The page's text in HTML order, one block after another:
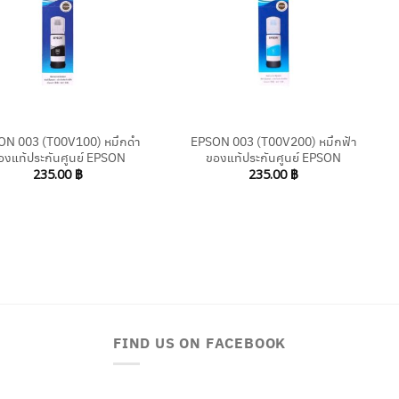
003 (T00V100) หมึกดำ
งแท้ประกันศูนย์ EPSON
235.00 ฿
EPSON 003 (T00V200) หมึกฟ้า
ของแท้ประกันศูนย์ EPSON
235.00 ฿
FIND US ON FACEBOOK